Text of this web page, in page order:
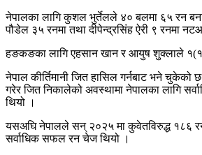
नेपालका लागि कुशल भुर्तेलले ४० बलमा ६५ रन
पौडेल ३५ रनमा तथा दीपेन्द्रसिंह ऐरी ९ रनमा
हङकङका लागि एहसान खान र आयुष शुक्लाले १(१
नेपाल कीर्तिमानी जित हासिल गर्नबाट भने चुकेको
गरेर जित निकालेको अवस्थामा नेपालका लागि
थियो ।
यसअघि नेपालले सन् २०२५ मा कुवेतविरुद्ध १८६
सर्वाधिक सफल रन चेज थियो ।